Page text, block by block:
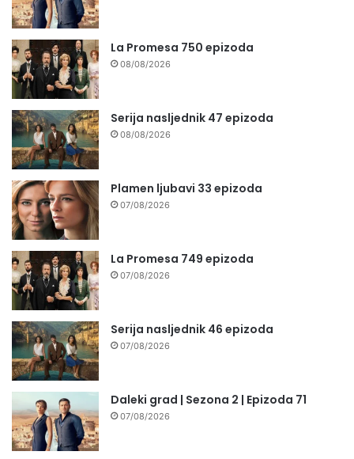
La Promesa 750 epizoda
08/08/2026
Serija nasljednik 47 epizoda
08/08/2026
Plamen ljubavi 33 epizoda
07/08/2026
La Promesa 749 epizoda
07/08/2026
Serija nasljednik 46 epizoda
07/08/2026
Daleki grad | Sezona 2 | Epizoda 71
07/08/2026